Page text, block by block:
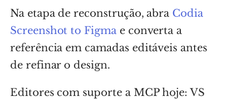
Na etapa de reconstrução, abra Codia
Screenshot to Figma e converta a
referência em camadas editáveis antes
de refinar o design.
Editores com suporte a MCP hoje: VS